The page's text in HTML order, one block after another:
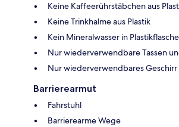
Keine Kaffeerührstäbchen aus
Keine Trinkhalme aus Plastik
Kein Mineralwasser in
Nur wiederverwendbare Tassen
Nur wiederverwendbares Geschirr
Barrierearmut
Fahrstuhl
Barrierearme Wege